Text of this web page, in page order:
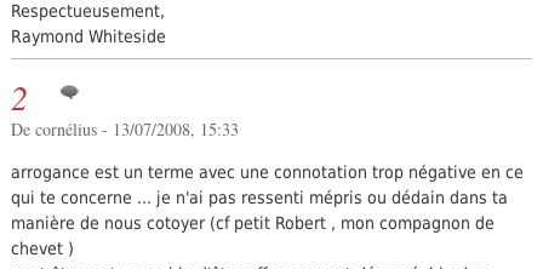
Respectueusement,
Raymond Whiteside
2
De cornélius - 13/07/2008, 15:33
arrogance est un terme avec une connotation trop négative en ce
qui te concerne ... je n'ai pas ressenti mépris ou dédain dans ta
manière de nous cotoyer (cf petit Robert , mon compagnon de
chevet )